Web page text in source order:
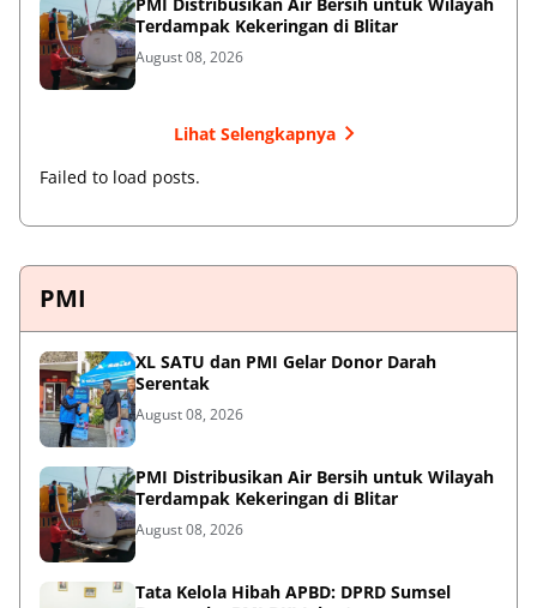
PMI Distribusikan Air Bersih untuk Wilayah
Terdampak Kekeringan di Blitar
August 08, 2026
Lihat Selengkapnya
Failed to load posts.
PMI
XL SATU dan PMI Gelar Donor Darah
Serentak
August 08, 2026
PMI Distribusikan Air Bersih untuk Wilayah
Terdampak Kekeringan di Blitar
August 08, 2026
Tata Kelola Hibah APBD: DPRD Sumsel